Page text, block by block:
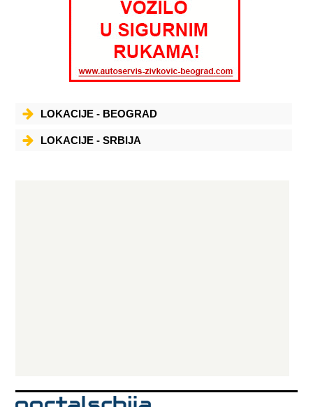
LOKACIJE - BEOGRAD
LOKACIJE - SRBIJA